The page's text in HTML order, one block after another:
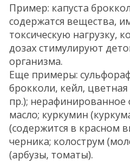
Пример: капуста
содержатся вещества,
токсическую нагрузку,
дозах стимулируют
организма.
Еще примеры:
брокколи, кейл, цветная
пр.); нерафинированное
масло; куркумин
(содержится в красном
черника; колострум
(арбузы, томаты).